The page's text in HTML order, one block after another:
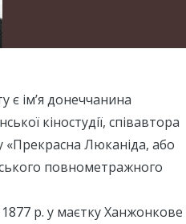
є ім’я донеччанина
кіностудії, співавтора
«Прекрасна Люканіда, або
повнометражного
р. у маєтку Ханжонкове